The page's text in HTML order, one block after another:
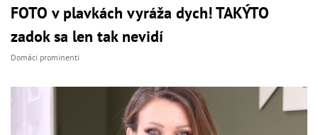
FOTO v plavkách vyráža dych! TAKÝTO
zadok sa len tak nevidí
Domáci prominenti